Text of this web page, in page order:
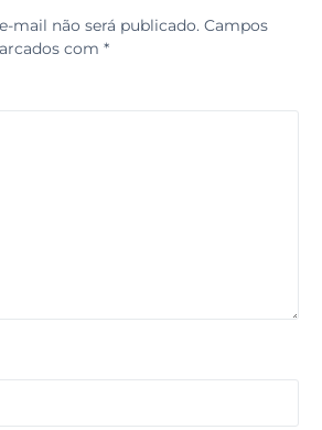
mail não será publicado. Campos
com*